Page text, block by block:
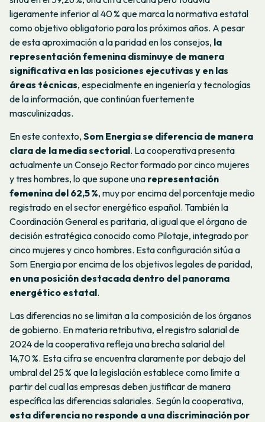
ligeramente inferior al 40 % que marca la normativa estatal
como objetivo obligatorio para los próximos años. A pesar
de esta aproximación a la paridad en los consejos, la
representación femenina disminuye de manera
significativa en las posiciones ejecutivas y en las
áreas técnicas, especialmente en ingeniería y tecnologías
de la información, que continúan fuertemente
masculinizadas.
En este contexto, Som Energia se diferencia de manera
clara de la media sectorial. La cooperativa presenta
actualmente un Consejo Rector formado por cinco mujeres
y tres hombres, lo que supone una representación
femenina del 62,5 %, muy por encima del porcentaje medio
registrado en el sector energético español. También la
Coordinación General es paritaria, al igual que el órgano de
decisión estratégica conocido como Pilotaje, integrado por
cinco mujeres y cinco hombres. Esta configuración sitúa a
Som Energia por encima de los objetivos legales de paridad,
en una posición destacada dentro del panorama
energético estatal.
Las diferencias no se limitan a la composición de los órganos
de gobierno. En materia retributiva, el registro salarial de
2024 de la cooperativa refleja una brecha salarial del
14,70 %. Esta cifra se encuentra claramente por debajo del
umbral del 25 % que la legislación establece como límite a
partir del cual las empresas deben justificar de manera
específica las diferencias salariales. Según la cooperativa,
esta diferencia no responde a una discriminación por